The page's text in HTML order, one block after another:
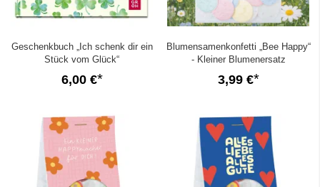
Geschenkbuch „Ich schenk dir ein
Stück vom Glück“
6,00 €
Blumensamenkonfetti „Bee Happy“
- Kleiner Blumenersatz
3,99 €